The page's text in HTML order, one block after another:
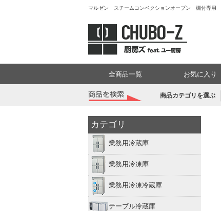
マルゼン スチームコンベクションオーブン 棚付専用
全商品一覧 お気に入り
商品カテゴリを選ぶ
カテゴリ
業務用冷蔵庫
業務用冷凍庫
業務用冷凍冷蔵庫
テーブル冷蔵庫